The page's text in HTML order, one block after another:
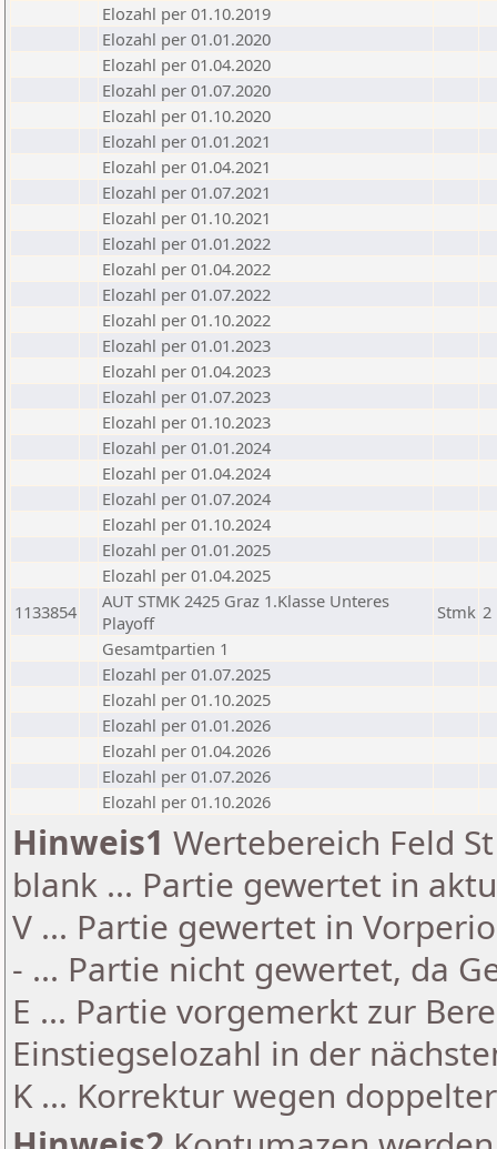
Elozahl per 01.10.2019
Elozahl per 01.01.2020
Elozahl per 01.04.2020
Elozahl per 01.07.2020
Elozahl per 01.10.2020
Elozahl per 01.01.2021
Elozahl per 01.04.2021
Elozahl per 01.07.2021
Elozahl per 01.10.2021
Elozahl per 01.01.2022
Elozahl per 01.04.2022
Elozahl per 01.07.2022
Elozahl per 01.10.2022
Elozahl per 01.01.2023
Elozahl per 01.04.2023
Elozahl per 01.07.2023
Elozahl per 01.10.2023
Elozahl per 01.01.2024
Elozahl per 01.04.2024
Elozahl per 01.07.2024
Elozahl per 01.10.2024
Elozahl per 01.01.2025
Elozahl per 01.04.2025
1133854
AUT STMK 2425 Graz 1.Klasse Unteres
Playoff
Stmk 2
Gesamtpartien 1
Elozahl per 01.07.2025
Elozahl per 01.10.2025
Elozahl per 01.01.2026
Elozahl per 01.04.2026
Elozahl per 01.07.2026
Elozahl per 01.10.2026
Hinweis1 Wertebereich Feld
blank ... Partie gewertet in
V ... Partie gewertet in
- ... Partie nicht gewertet, da
E ... Partie vorgemerkt zur
Einstiegselozahl in der
K ... Korrektur wegen